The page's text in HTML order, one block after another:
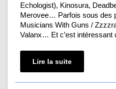
Echologist), Kinosura,
Merovee… Parfois sous des
Musicians With Guns /
Valanx… Et c’est
Lire la suite